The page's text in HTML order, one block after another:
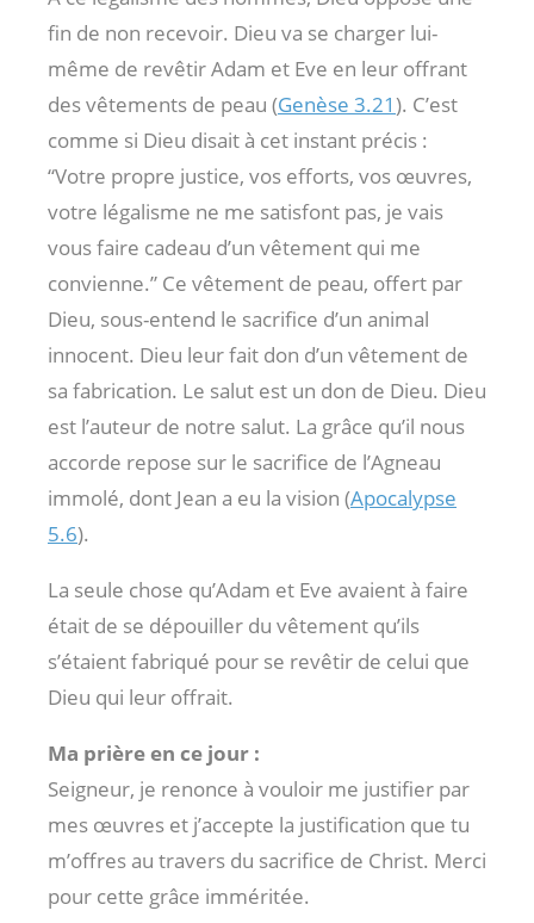
fin de non recevoir. Dieu va se charger lui-
même de revêtir Adam et Eve en leur offrant
des vêtements de peau (Genèse 3.21). C’est
comme si Dieu disait à cet instant précis :
“Votre propre justice, vos efforts, vos œuvres,
votre légalisme ne me satisfont pas, je vais
vous faire cadeau d’un vêtement qui me
convienne.” Ce vêtement de peau, offert par
Dieu, sous-entend le sacrifice d’un animal
innocent. Dieu leur fait don d’un vêtement de
sa fabrication. Le salut est un don de Dieu. Dieu
est l’auteur de notre salut. La grâce qu’il nous
accorde repose sur le sacrifice de l’Agneau
immolé, dont Jean a eu la vision (Apocalypse
5.6).
La seule chose qu’Adam et Eve avaient à faire
était de se dépouiller du vêtement qu’ils
s’étaient fabriqué pour se revêtir de celui que
Dieu qui leur offrait.
Ma prière en ce jour :
Seigneur, je renonce à vouloir me justifier par
mes œuvres et j’accepte la justification que tu
m’offres au travers du sacrifice de Christ. Merci
pour cette grâce imméritée.